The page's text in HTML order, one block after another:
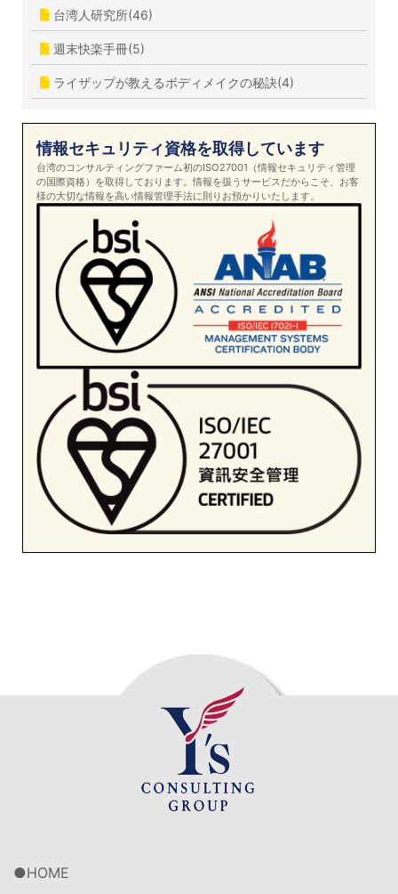
台湾人研究所(46)
週末快楽手冊(5)
ライザップが教えるボディメイクの秘訣(4)
情報セキュリティ資格を取得しています
台湾のコンサルティングファーム初のISO27001（情報セキュリティ管理
の国際資格）を取得しております。情報を扱うサービスだからこそ、お客
様の大切な情報を高い情報管理手法に則りお預かりいたします。
HOME